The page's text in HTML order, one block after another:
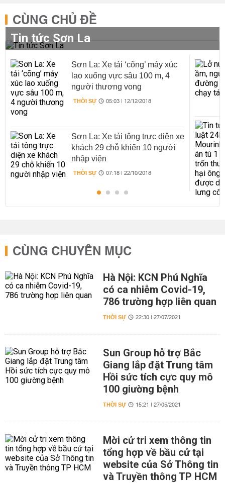
CÙNG CHỦ ĐỀ
Tin tức Sơn La
Sơn La: Xe tải ‘cõng’ máy xúc
lao xuống vực sâu 100 m, 4
người thương vong
THỜI SỰ 05:03 | 12/12/2018
Sơn La: Xe tải tông trực diện xe
khách 29 chỗ khiến 10 người
nhập viện
THỜI SỰ 07:18 | 22/10/2018
CÙNG CHUYÊN MỤC
Hà Nội: KCN Phú Nghĩa
có ca nhiễm Covid-19,
786 trường hợp liên quan
THỜI SỰ 22:30 | 27/07/2021
Sun Group hỗ trợ Bắc
Giang lắp đặt Trung tâm
Hồi sức tích cực quy mô
100 giường bệnh
THỜI SỰ 15:21 | 27/05/2021
Mời cử tri xem thông tin
tổng hợp về bầu cử tại
website của Sở Thông tin
và Truyền thông TP HCM